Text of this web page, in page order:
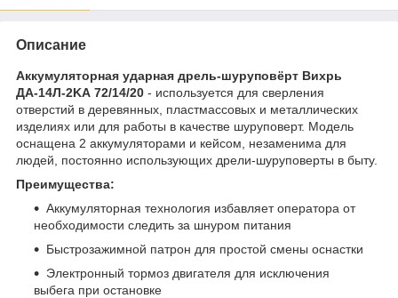
Описание
Аккумуляторная ударная дрель-шуруповёрт Вихрь
ДА-14Л-2KА 72/14/20 - используется для сверления
отверстий в деревянных, пластмассовых и металлических
изделиях или для работы в качестве шуруповерт. Модель
оснащена 2 аккумуляторами и кейсом, незаменима для
людей, постоянно использующих дрели-шуруповерты в быту.
Преимущества:
Аккумуляторная технология избавляет оператора от
необходимости следить за шнуром питания
Быстрозажимной патрон для простой смены оснастки
Электронный тормоз двигателя для исключения
выбега при остановке